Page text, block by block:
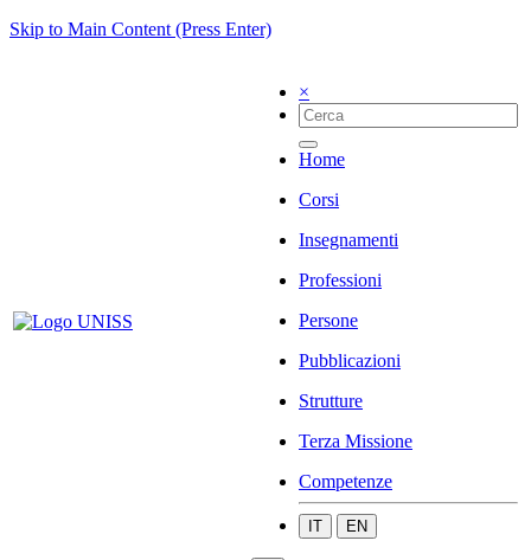
Skip to Main Content (Press Enter)
×
Home
Corsi
Insegnamenti
Professioni
Persone
Pubblicazioni
Strutture
Terza Missione
Competenze
IT EN